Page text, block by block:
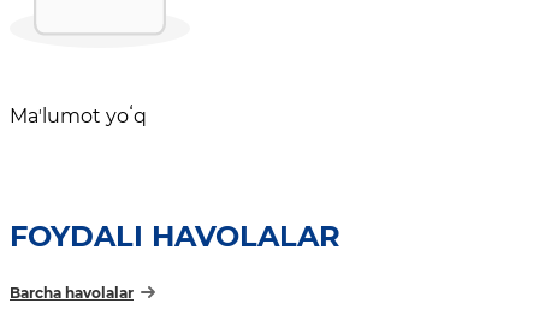
Maʼlumot yoʻq
FOYDALI HAVOLALAR
Barcha havolalar